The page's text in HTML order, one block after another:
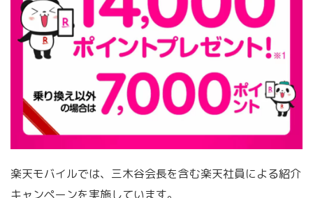
楽天モバイルでは、三木谷会長を含む楽天社員による紹介
キャンペーンを実施しています。